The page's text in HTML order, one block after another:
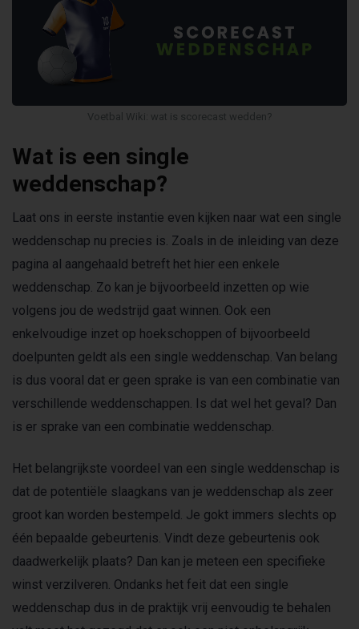
Voetbal Wiki: wat is scorecast wedden?
Wat is een single
weddenschap?
Laat ons in eerste instantie even kijken naar wat een single
weddenschap nu precies is. Zoals in de inleiding van deze
pagina al aangehaald betreft het hier een enkele
weddenschap. Zo kan je bijvoorbeeld inzetten op wie
volgens jou de wedstrijd gaat winnen. Ook een
enkelvoudige inzet op hoekschoppen of bijvoorbeeld
doelpunten geldt als een single weddenschap. Van belang
is dus vooral dat er geen sprake is van een combinatie van
verschillende weddenschappen. Is dat wel het geval? Dan
is er sprake van een combinatie weddenschap.
Het belangrijkste voordeel van een single weddenschap is
dat de potentiële slaagkans van je weddenschap als zeer
groot kan worden bestempeld. Je gokt immers slechts op
één bepaalde gebeurtenis. Vindt deze gebeurtenis ook
daadwerkelijk plaats? Dan kan je meteen een specifieke
winst verzilveren. Ondanks het feit dat een single
weddenschap dus in de praktijk vrij eenvoudig te behalen